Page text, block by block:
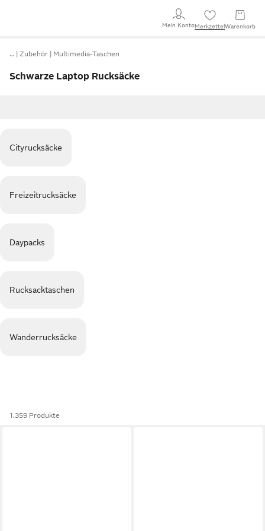
Mein KontoMerkzettel Warenkorb
… Zubehör Multimedia-Taschen
Schwarze Laptop Rucksäcke
Cityrucksäcke
Freizeitrucksäcke
Daypacks
Rucksacktaschen
Wanderrucksäcke
1.359 Produkte